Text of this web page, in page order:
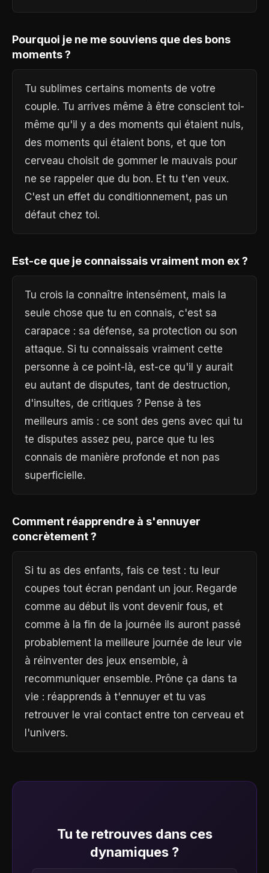
Pourquoi je ne me souviens que des bons
moments ?
Tu sublimes certains moments de votre
couple. Tu arrives même à être conscient toi-
même qu'il y a des moments qui étaient nuls,
des moments qui étaient bons, et que ton
cerveau choisit de gommer le mauvais pour
ne se rappeler que du bon. Et tu t'en veux.
C'est un effet du conditionnement, pas un
défaut chez toi.
Est-ce que je connaissais vraiment mon ex ?
Tu crois la connaître intensément, mais la
seule chose que tu en connais, c'est sa
carapace : sa défense, sa protection ou son
attaque. Si tu connaissais vraiment cette
personne à ce point-là, est-ce qu'il y aurait
eu autant de disputes, tant de destruction,
d'insultes, de critiques ? Pense à tes
meilleurs amis : ce sont des gens avec qui tu
te disputes assez peu, parce que tu les
connais de manière profonde et non pas
superficielle.
Comment réapprendre à s'ennuyer
concrètement ?
Si tu as des enfants, fais ce test : tu leur
coupes tout écran pendant un jour. Regarde
comme au début ils vont devenir fous, et
comme à la fin de la journée ils auront passé
probablement la meilleure journée de leur vie
à réinventer des jeux ensemble, à
recommuniquer ensemble. Prône ça dans ta
vie : réapprends à t'ennuyer et tu vas
retrouver le vrai contact entre ton cerveau et
l'univers.
Tu te retrouves dans ces
dynamiques ?